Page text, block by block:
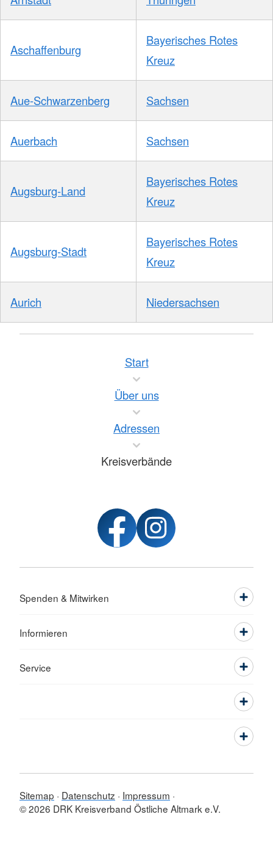
Aschaffenburg
Bayerisches Rotes
Kreuz
Aue-Schwarzenberg Sachsen
Auerbach Sachsen
Augsburg-Land
Bayerisches Rotes
Kreuz
Augsburg-Stadt
Bayerisches Rotes
Kreuz
Aurich Niedersachsen
Start
Über uns
Adressen
Kreisverbände
Spenden & Mitwirken
Informieren
Service
Sitemap Datenschutz
Impressum
© 2026 DRK Kreisverband Östliche Altmark e.V.